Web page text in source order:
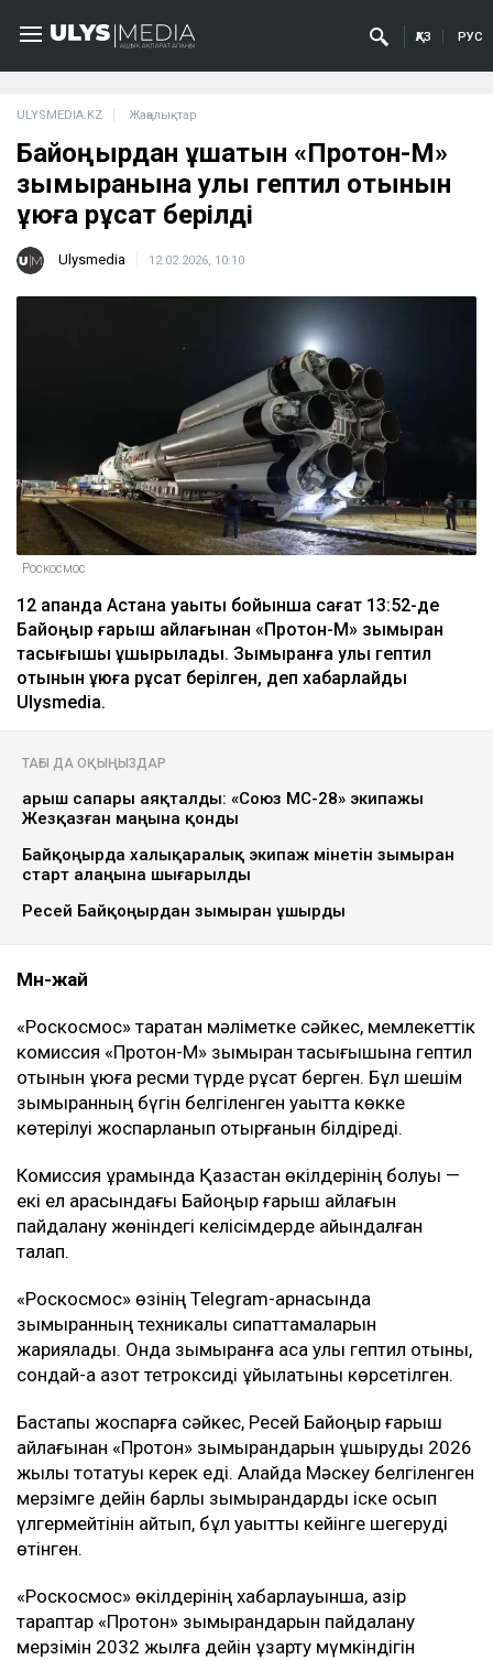
ҚАЗ РУС
ULYSMEDIA.KZ Жаңалықтар
Байқоңырдан ұшатын «Протон-М»
зымыранына улы гептил отынын
құюға рұқсат берілді
Ulysmedia 12.02.2026, 10:10
Роскосмос
12 ақпанда Астана уақыты бойынша сағат 13:52-де
Байқоңыр ғарыш айлағынан «Протон-М» зымыран
тасығышы ұшырылады. Зымыранға улы гептил
отынын құюға рұқсат берілген, деп хабарлайды
Ulysmedia.
ТАҒЫ ДА ОҚЫҢЫЗДАР
Ғарыш сапары аяқталды: «Союз МС-28» экипажы
Жезқазған маңына қонды
Байқоңырда халықаралық экипаж мінетін зымыран
старт алаңына шығарылды
Ресей Байқоңырдан зымыран ұшырды
Мән-жай
«Роскосмос» таратқан мәліметке сәйкес, мемлекеттік
комиссия «Протон-М» зымыран тасығышына гептил
отынын құюға ресми түрде рұқсат берген. Бұл шешім
зымыранның бүгін белгіленген уақытта көкке
көтерілуі жоспарланып отырғанын білдіреді.
Комиссия құрамында Қазақстан өкілдерінің болуы —
екі ел арасындағы Байқоңыр ғарыш айлағын
пайдалану жөніндегі келісімдерде айқындалған
талап.
«Роскосмос» өзінің Telegram-арнасында
зымыранның техникалық сипаттамаларын
жариялады. Онда зымыранға аса улы гептил отыны,
сондай-ақ азот тетроксиді құйылатыны көрсетілген.
Бастапқы жоспарға сәйкес, Ресей Байқоңыр ғарыш
айлағынан «Протон» зымырандарын ұшыруды 2026
жылы тоқтатуы керек еді. Алайда Мәскеу белгіленген
мерзімге дейін барлық зымырандарды іске қосып
үлгермейтінін айтып, бұл уақытты кейінге шегеруді
өтінген.
«Роскосмос» өкілдерінің хабарлауынша, қазір
тараптар «Протон» зымырандарын пайдалану
мерзімін 2032 жылға дейін ұзарту мүмкіндігін